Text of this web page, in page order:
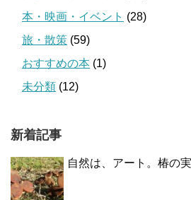
本・映画・イベント (28)
旅・散策 (59)
おすすめの本 (1)
未分類 (12)
新着記事
自然は、アート。椿の